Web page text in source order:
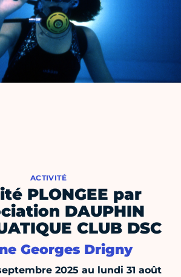
ACTIVITÉ
PLONGEE par
DAUPHIN
CLUB DSC
Georges Drigny
2025 au lundi 31 août